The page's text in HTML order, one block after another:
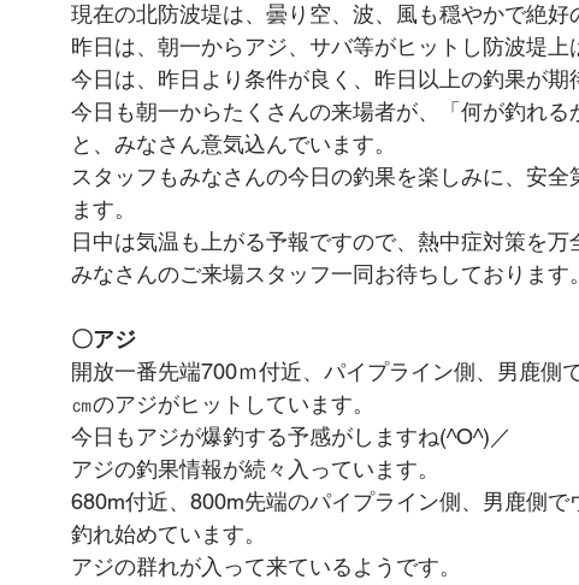
現在の北防波堤は、曇り空、波、風も穏やかで絶好
昨日は、朝一からアジ、サバ等がヒットし防波堤上
今日は、昨日より条件が良く、昨日以上の釣果が
今日も朝一からたくさんの来場者が、「何が釣れる
と、みなさん意気込んでいます。
スタッフもみなさんの今日の釣果を楽しみに、安
ます。
日中は気温も上がる予報ですので、熱中症対策を万
みなさんのご来場スタッフ一同お待ちしております。
〇アジ
開放一番先端700ｍ付近、パイプライン側、男鹿側
㎝のアジがヒットしています。
今日もアジが爆釣する予感がしますね(^O^)／
アジの釣果情報が続々入っています。
680m付近、800m先端のパイプライン側、男鹿側
釣れ始めています。
アジの群れが入って来ているようです。